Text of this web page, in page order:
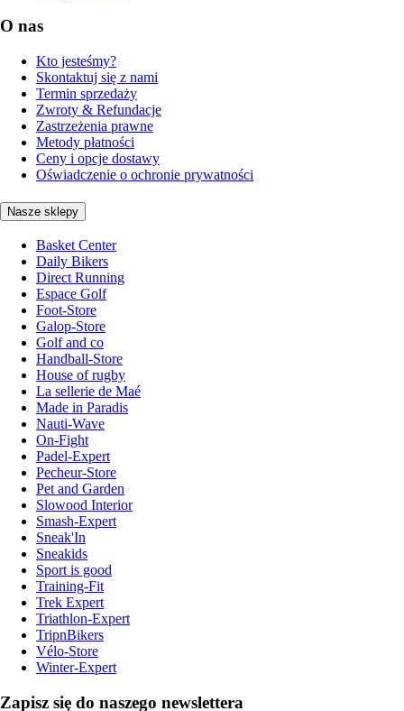
O nas
Kto jesteśmy?
Skontaktuj się z nami
Termin sprzedaży
Zwroty & Refundacje
Zastrzeżenia prawne
Metody płatności
Ceny i opcje dostawy
Oświadczenie o ochronie prywatności
Nasze sklepy
Basket Center
Daily Bikers
Direct Running
Espace Golf
Foot-Store
Galop-Store
Golf and co
Handball-Store
House of rugby
La sellerie de Maé
Made in Paradis
Nauti-Wave
On-Fight
Padel-Expert
Pecheur-Store
Pet and Garden
Slowood Interior
Smash-Expert
Sneak'In
Sneakids
Sport is good
Training-Fit
Trek Expert
Triathlon-Expert
TripnBikers
Vélo-Store
Winter-Expert
Zapisz się do naszego newslettera